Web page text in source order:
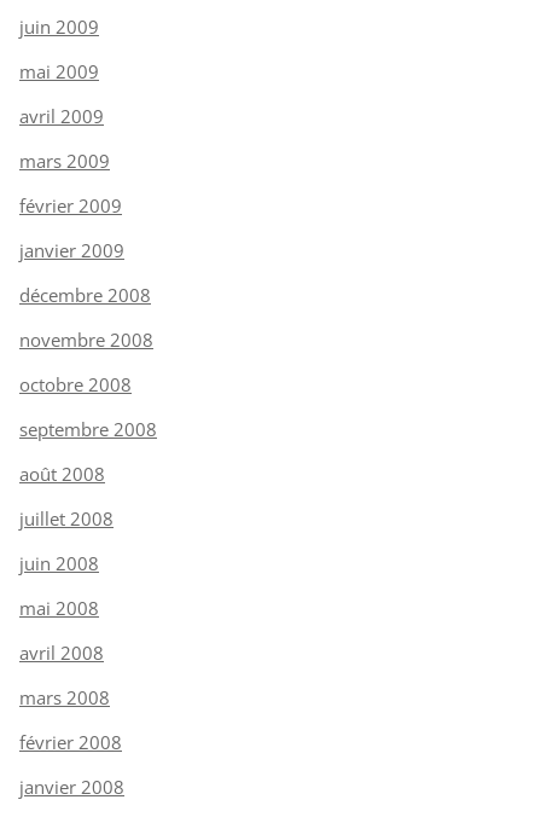
juin 2009
mai 2009
avril 2009
mars 2009
février 2009
janvier 2009
décembre 2008
novembre 2008
octobre 2008
septembre 2008
août 2008
juillet 2008
juin 2008
mai 2008
avril 2008
mars 2008
février 2008
janvier 2008